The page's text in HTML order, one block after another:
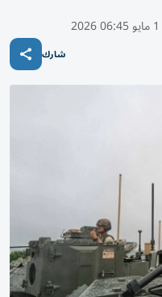
1 مايو 06:45 2026
شارك